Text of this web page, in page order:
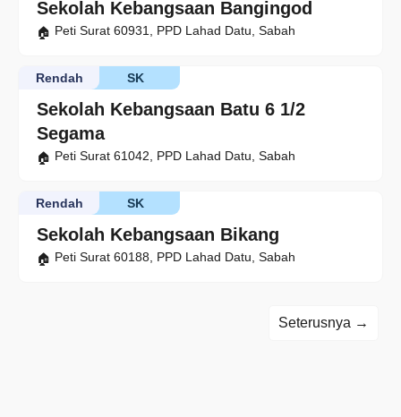
Sekolah Kebangsaan Bangingod
Peti Surat 60931, PPD Lahad Datu, Sabah
Sekolah Kebangsaan Batu 6 1/2
Segama
SK
Rendah
Peti Surat 61042, PPD Lahad Datu, Sabah
Sekolah Kebangsaan Bikang
SK
Rendah
Peti Surat 60188, PPD Lahad Datu, Sabah
Seterusnya →